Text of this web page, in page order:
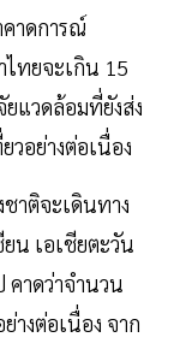
าดการณ์
ไทยจะเกิน 15
แวดล้อมที่ยังส่ง
อย่างต่อเนื่อง
าติจะเดินทาง
น เอเชียตะวัน
าดว่าจำนวน
างต่อเนื่อง จาก